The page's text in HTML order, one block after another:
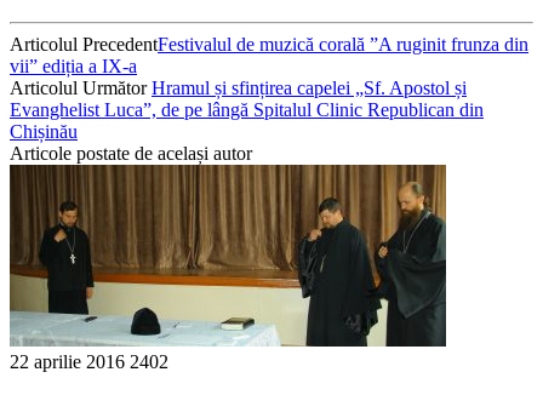
Articolul PrecedentFestivalul de muzică corală ”A ruginit frunza din
vii” ediția a IX-a
Articolul UrmătorHramul și sfințirea capelei „Sf. Apostol și
Evanghelist Luca”, de pe lângă Spitalul Clinic Republican din
Chișinău
Articole postate de același autor
22 aprilie 2016 2402